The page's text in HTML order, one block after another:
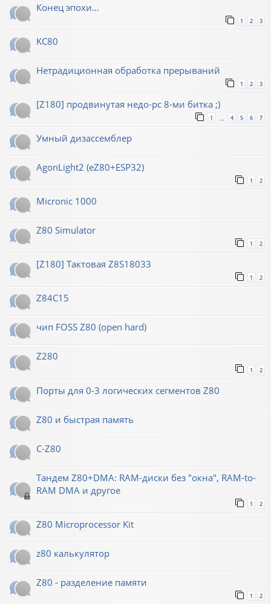
Конец эпохи…
1 2 3
KC80
Нетрадиционная обработка прерываний
1 2 3
[Z180] продвинутая недо-pc 8-ми битка ;)
1 … 4 5 6 7
Умный дизассемблер
AgonLight2 (eZ80+ESP32)
1 2
Micronic 1000
Z80 Simulator
1 2
[Z180] Тактовая Z8S18033
1 2
Z84C15
чип FOSS Z80 (open hard)
Z280
1 2
Порты для 0-3 логических сегментов Z80
Z80 и быстрая память
C-Z80
Тандем Z80+DMA: RAM-диски без "окна", RAM-to-
RAM DMA и другое
1 2
Z80 Microprocessor Kit
z80 калькулятор
Z80 - разделение памяти
1 2